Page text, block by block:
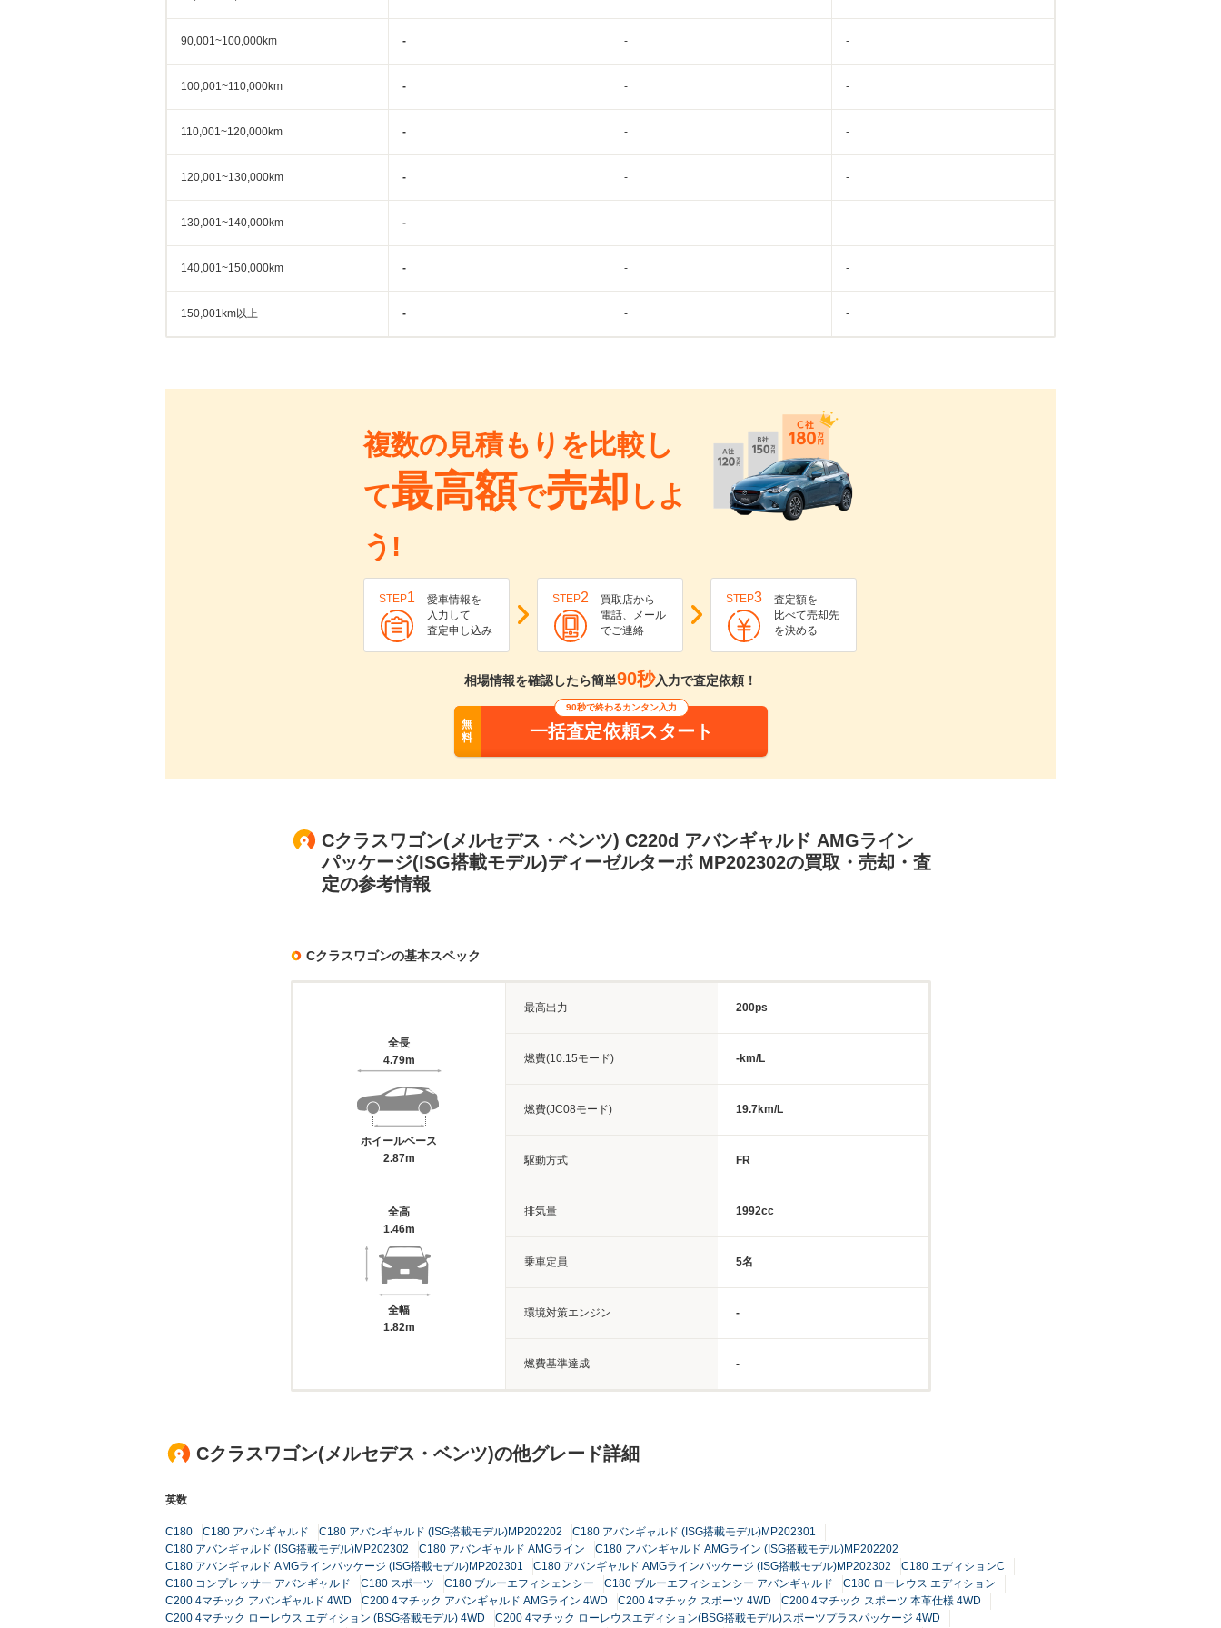
90,001~100,000km - - -
100,001~110,000km - - -
110,001~120,000km - - -
120,001~130,000km - - -
130,001~140,000km - - -
140,001~150,000km - - -
150,001km以上 - - -
複数の見積もりを比較し
て最高額で売却 しよ
う!
STEP1
愛車情報を
入力して
査定申し込み
STEP2
買取店から
電話、メール
でご連絡
STEP3
査定額を
比べて売却先
を決める
相場情報を確認したら簡単90秒入力で査定依頼！
無
料
90秒で終わるカンタン入力
一括査定依頼スタート
Cクラスワゴン(メルセデス・ベンツ) C220d アバンギャルド AMGライン
パッケージ(ISG搭載モデル)ディーゼルターボ MP202302の買取・売却・査
定の参考情報
Cクラスワゴンの基本スペック
全長
4.79m
ホイールベース
2.87m
全高
1.46m
全幅
1.82m
最高出力 200ps
燃費(10.15モード) -km/L
燃費(JC08モード) 19.7km/L
駆動方式 FR
排気量 1992cc
乗車定員 5名
環境対策エンジン -
燃費基準達成 -
Cクラスワゴン(メルセデス・ベンツ)の他グレード詳細
英数
C180 C180 アバンギャルド C180 アバンギャルド (ISG搭載モデル)MP202202
C180 アバンギャルド (ISG搭載モデル)MP202301
C180 アバンギャルド (ISG搭載モデル)MP202302
C180 アバンギャルド AMGライン
C180 アバンギャルド AMGライン (ISG搭載モデル)MP202202
C180 アバンギャルド AMGラインパッケージ (ISG搭載モデル)MP202301
C180 アバンギャルド AMGラインパッケージ (ISG搭載モデル)MP202302
C180 エディションC
C180 コンプレッサー アバンギャルド
C180 スポーツ C180 ブルーエフィシェンシー C180 ブルーエフィシェンシー アバンギャルド
C180 ローレウス エディション
C200 4マチック アバンギャルド 4WD
C200 4マチック アバンギャルド AMGライン 4WD C200 4マチック スポーツ 4WD
C200 4マチック スポーツ 本革仕様 4WD
C200 4マチック ローレウス エディション (BSG搭載モデル) 4WD
C200 4マチック ローレウスエディション(BSG搭載モデル)スポーツプラスパッケージ 4WD